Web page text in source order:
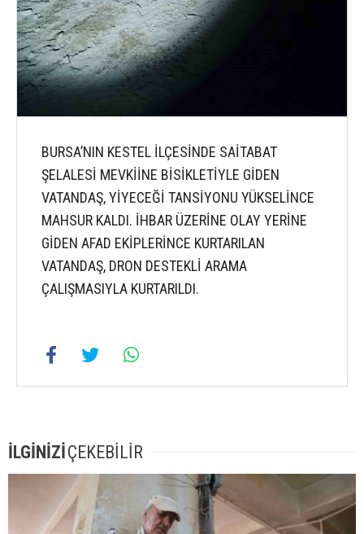
BURSA’NIN KESTEL İLÇESİNDE SAİTABAT
ŞELALESİ MEVKİİNE BİSİKLETİYLE GİDEN
VATANDAŞ, YİYECEĞİ TANSİYONU YÜKSELİNCE
MAHSUR KALDI. İHBAR ÜZERİNE OLAY YERİNE
GİDEN AFAD EKİPLERİNCE KURTARILAN
VATANDAŞ, DRON DESTEKLİ ARAMA
ÇALIŞMASIYLA KURTARILDI.
İLGİNİZİÇEKEBİLİR